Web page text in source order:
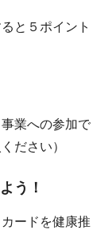
と５ポイント
業への参加で
ださい）
う！
ードを健康推